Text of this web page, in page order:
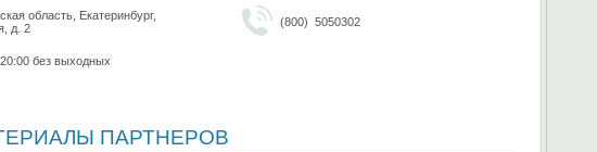
область, Екатеринбург,
д. 2
(800) 5050302
без выходных
ПАРТНЕРОВ